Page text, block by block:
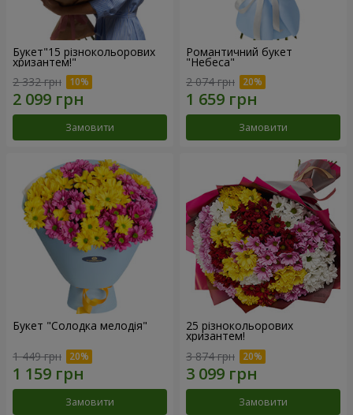
Букет"15 різнокольорових
хризантем!"
2 332 грн
Замовити
Романтичний букет
"Небеса"
2 074 грн
Замовити
Букет "Солодка мелодія"
1 449 грн
Замовити
25 різнокольорових
хризантем!
3 874 грн
Замовити